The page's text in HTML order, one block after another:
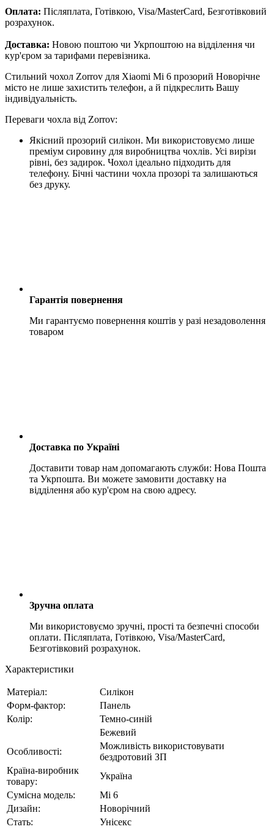
Оплата: Післяплата, Готівкою, Visa/MasterCard, Безготівковий
розрахунок.
Доставка: Новою поштою чи Укрпоштою на відділення чи
кур'єром за тарифами перевізника.
Стильний чохол Zorrov для Xiaomi Mi 6 прозорий Новорічне
місто не лише захистить телефон, а й підкреслить Вашу
індивідуальність.
Переваги чохла від Zorrov:
Якісний прозорий силікон. Ми використовуємо лише
преміум сировину для виробництва чохлів. Усі вирізи
рівні, без задирок. Чохол ідеально підходить для
телефону. Бічні частини чохла прозорі та залишаються
без друку.
Гарантія повернення
Ми гарантуємо повернення коштів у разі незадоволення
товаром
Доставка по Україні
Доставити товар нам допомагають служби: Нова Пошта
та Укрпошта. Ви можете замовити доставку на
відділення або кур'єром на свою адресу.
Зручна оплата
Ми використовуємо зручні, прості та безпечні способи
оплати. Післяплата, Готівкою, Visa/MasterCard,
Безготівковий розрахунок.
Характеристики
Матеріал:
Силікон
Форм-фактор:
Панель
Колір:
Темно-синій
Бежевий
Особливості:
Можливість використовувати
бездротовий ЗП
Країна-виробник
товару:
Україна
Сумісна модель:
Mi 6
Дизайн:
Новорічний
Стать:
Унісекс